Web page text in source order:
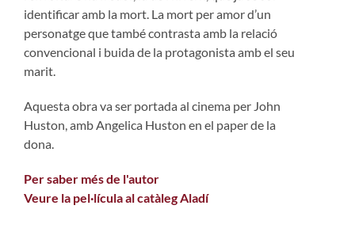
identificar amb la mort. La mort per amor d’un
personatge que també contrasta amb la relació
convencional i buida de la protagonista amb el seu
marit.
Aquesta obra va ser portada al cinema per John
Huston, amb Angelica Huston en el paper de la
dona.
Per saber més de l'autor
Veure la pel·lícula al catàleg Aladí